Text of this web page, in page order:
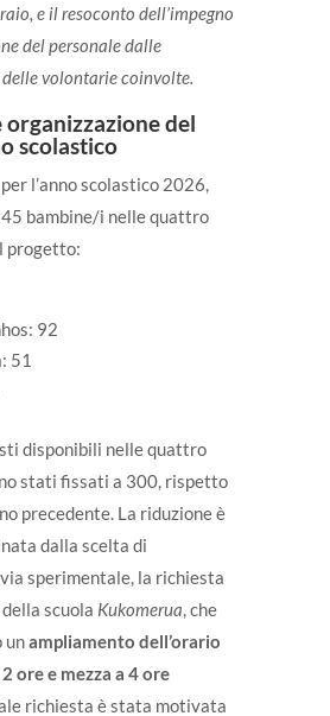
e il resoconto dell’impegno
del personale dalle
volontarie coinvolte.
organizzazione del
scolastico
l’anno scolastico 2026,
bambine/i nelle quattro
progetto:
92
51
disponibili nelle quattro
stati fissati a 300, rispetto
precedente. La riduzione è
dalla scelta di
sperimentale, la richiesta
scuola Kukomerua, che
unampliamento dell’orario
ore e mezza a 4 ore
richiesta è stata motivata